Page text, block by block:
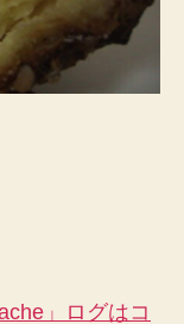
」ログはコ